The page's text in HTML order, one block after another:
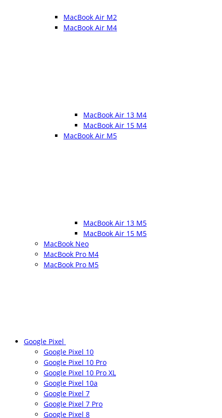
MacBook Air M2
MacBook Air M4
MacBook Air 13 M4
MacBook Air 15 M4
MacBook Air M5
MacBook Air 13 M5
MacBook Air 15 M5
MacBook Neo
MacBook Pro M4
MacBook Pro M5
Google Pixel
Google Pixel 10
Google Pixel 10 Pro
Google Pixel 10 Pro XL
Google Pixel 10a
Google Pixel 7
Google Pixel 7 Pro
Google Pixel 8